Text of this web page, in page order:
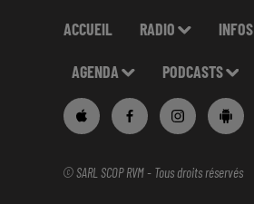
ACCUEIL RADIO INFOS
AGENDA PODCASTS
© SARL SCOP RVM - Tous droits réservés